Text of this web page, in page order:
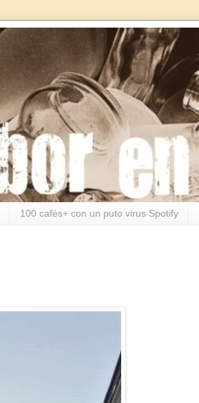
100 cafés+ con un puto virus Spotify